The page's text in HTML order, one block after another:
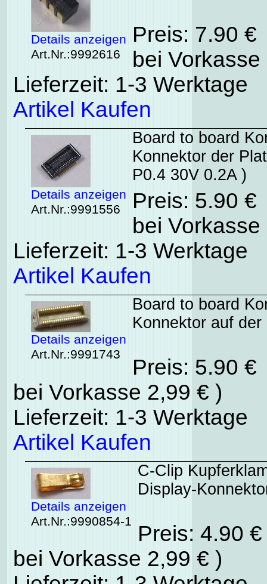
Details anzeigen
Art.Nr.:9992616
Preis: 7.90
bei
Lieferzeit: 1-3 Werktage
Artikel Kaufen
Details anzeigen
Art.Nr.:9991556
Board to board
Konnektor der
P0.4 30V 0.2A )
Preis: 5.90
bei
Lieferzeit: 1-3 Werktage
Artikel Kaufen
Details anzeigen
Art.Nr.:9991743
Board to board
Konnektor auf
Preis: 5.90
bei Vorkasse 2,99 € )
Lieferzeit: 1-3 Werktage
Artikel Kaufen
Details anzeigen
Art.Nr.:9990854-1
C-Clip
Display-
Preis: 4.90
bei Vorkasse 2,99 € )